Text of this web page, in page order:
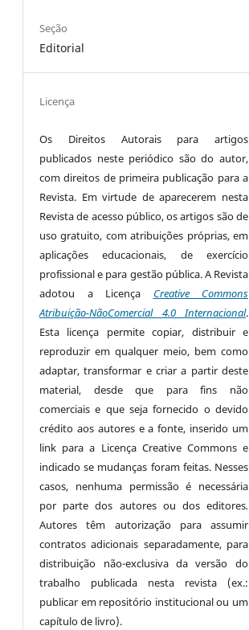
Seção
Editorial
Licença
Os Direitos Autorais para artigos
publicados neste periódico são do autor,
com direitos de primeira publicação para a
Revista. Em virtude de aparecerem nesta
Revista de acesso público, os artigos são de
uso gratuito, com atribuições próprias, em
aplicações educacionais, de exercício
profissional e para gestão pública. A Revista
adotou a Licença Creative Commons
Atribuição-NãoComercial 4.0 Internacional.
Esta licença permite copiar, distribuir e
reproduzir em qualquer meio, bem como
adaptar, transformar e criar a partir deste
material, desde que para fins não
comerciais e que seja fornecido o devido
crédito aos autores e a fonte, inserido um
link para a Licença Creative Commons e
indicado se mudanças foram feitas. Nesses
casos, nenhuma permissão é necessária
por parte dos autores ou dos editores.
Autores têm autorização para assumir
contratos adicionais separadamente, para
distribuição não-exclusiva da versão do
trabalho publicada nesta revista (ex.:
publicar em repositório institucional ou um
capítulo de livro).